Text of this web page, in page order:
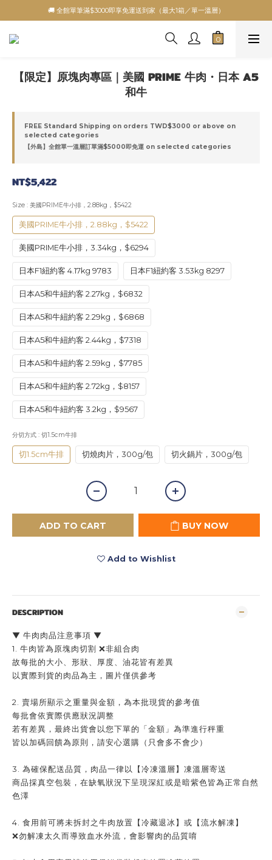
🚚 全館單筆滿$3000即享免運送到家（最大1箱／單一溫層）
【限定】原塊肉專區｜美國 PRIME 牛肉・日本 A5
和牛
FREE Standard Shipping on orders TWD$3000 or above on
selected categories
【外島】全館單一溫層訂單滿$5000即免運 on selected categories
NT$5,422
Size : 美國PRIME牛小排，2.88kg，$5422
美國PRIME牛小排，2.88kg，$5422
美國PRIME牛小排，3.34kg，$6294
日本F1紐約客 4.17kg 9783 日本F1紐約客 3.53kg 8297
日本A5和牛紐約客 2.27kg，$6832
日本A5和牛紐約客 2.29kg，$6868
日本A5和牛紐約客 2.44kg，$7318
日本A5和牛紐約客 2.59kg，$7785
日本A5和牛紐約客 2.72kg，$8157
日本A5和牛紐約客 3.2kg，$9567
分切方式 : 切1.5cm牛排
切1.5cm牛排 切燒肉片，300g/包 切火鍋片，300g/包
ADD TO CART BUY NOW
Add to Wishlist
DESCRIPTION
▼ 牛肉肉品注意事項 ▼
1. 牛肉皆為原塊肉切割 ❌非組合肉
故每批的大小、形狀、厚度、油花皆有差異
以實際到貨的肉品為主，圖片僅供參考
2. 賣場所顯示之重量與金額，為本批現貨的參考值
每批會依實際供應狀況調整
若有差異，最終出貨會以您下單的「金額」為準進行秤重
皆以加碼回饋為原則，請安心選購（只會多不會少）
3. 為確保配送品質，肉品一律以【冷凍溫層】凍溫層寄送
商品採真空包裝，在缺氧狀況下呈現深紅或是暗紫色皆為正常自然
色澤
4. 食用前可將未拆封之牛肉放置【冷藏退冰】或【流水解凍】
❌勿解凍太久而導致血水外流，會影響肉的品質唷